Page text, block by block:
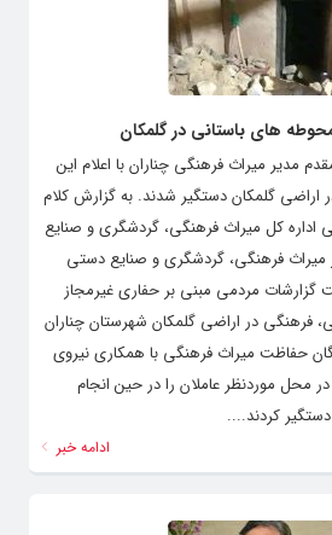
مدیر میراث فرهنگی چناران با اعلام این
در اراضی گلمکان دستگیر شدند. به گزارش کلام
اداره کل میراث فرهنگی، گردشگری و صنایع
فرهنگی، گردشگری و صنایع دستی
گزارشات مردمی مبنی بر حفاری غیرمجاز
فرهنگی در اراضی گلمکان شهرستان چناران
حفاظت میراث فرهنگی با همکاری نیروی
محل موردنظر عاملان را در حین انجام
کردند....
ادامه خبر